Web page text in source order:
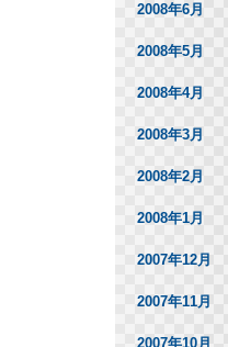
2008年6月
2008年5月
2008年4月
2008年3月
2008年2月
2008年1月
2007年12月
2007年11月
2007年10月